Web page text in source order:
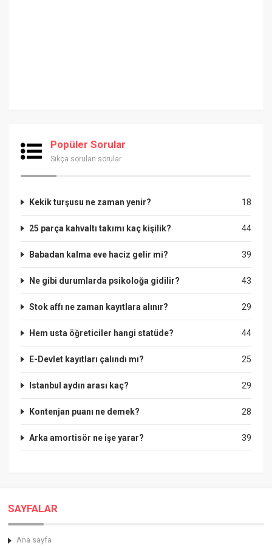
Popüler Sorular
Sıkça sorulan sorular
18
Kekik turşusu ne zaman yenir?
44
25 parça kahvaltı takımı kaç kişilik?
39
Babadan kalma eve haciz gelir mi?
43
Ne gibi durumlarda psikoloğa gidilir?
29
Stok affı ne zaman kayıtlara alınır?
44
Hem usta öğreticiler hangi statüde?
25
E-Devlet kayıtları çalındı mı?
29
Istanbul aydın arası kaç?
28
Kontenjan puanı ne demek?
39
Arka amortisör ne işe yarar?
SAYFALAR
Ana sayfa